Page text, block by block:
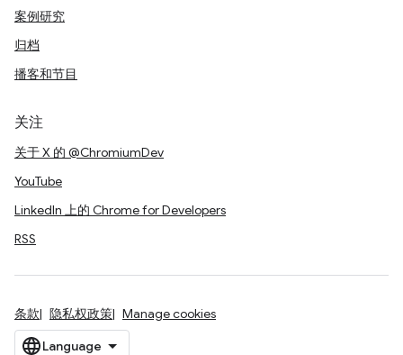
案例研究
归档
播客和节目
关注
关于 X 的 @ChromiumDev
YouTube
LinkedIn 上的 Chrome for Developers
RSS
条款 隐私权政策 Manage cookies